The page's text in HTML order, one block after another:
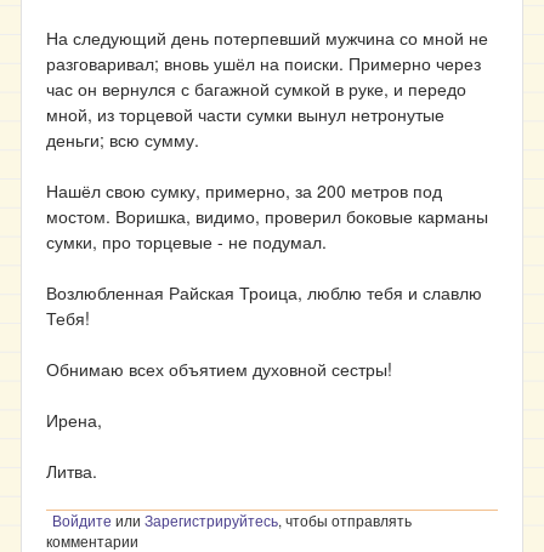
На следующий день потерпевший мужчина со мной не
разговаривал; вновь ушёл на поиски. Примерно через
час он вернулся с багажной сумкой в руке, и передо
мной, из торцевой части сумки вынул нетронутые
деньги; всю сумму.
Нашёл свою сумку, примерно, за 200 метров под
мостом. Воришка, видимо, проверил боковые карманы
сумки, про торцевые - не подумал.
Возлюбленная Райская Троица, люблю тебя и славлю
Тебя!
Обнимаю всех объятием духовной сестры!
Ирена,
Литва.
Войдите или Зарегистрируйтесь, чтобы отправлять
комментарии